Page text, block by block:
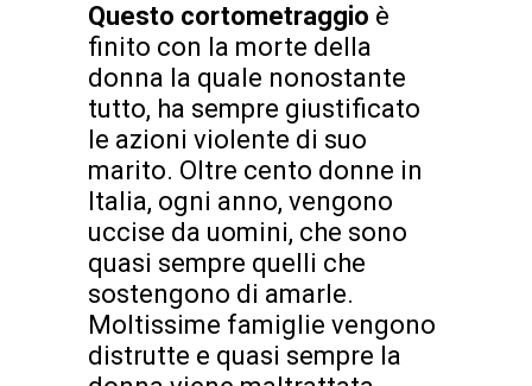
Questo cortometraggio è
finito con la morte della
donna la quale nonostante
tutto, ha sempre giustificato
le azioni violente di suo
marito. Oltre cento donne in
Italia, ogni anno, vengono
uccise da uomini, che sono
quasi sempre quelli che
sostengono di amarle.
Moltissime famiglie vengono
distrutte e quasi sempre la